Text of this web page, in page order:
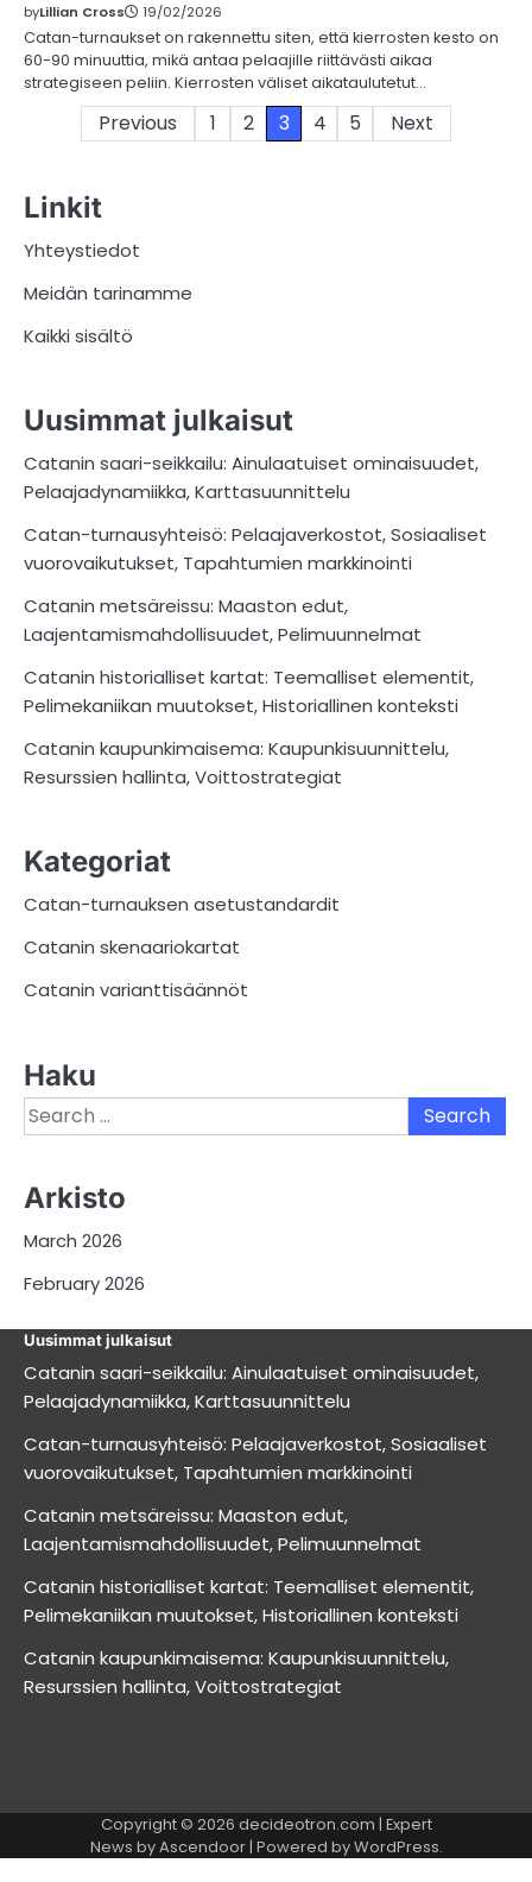
byLillian Cross 19/02/2026
Catan-turnaukset on rakennettu siten, että kierrosten kesto on
60-90 minuuttia, mikä antaa pelaajille riittävästi aikaa
strategiseen peliin. Kierrosten väliset aikataulutetut…
PostsPrevious 1 2 3 4 5 Next
Linkit
Yhteystiedot
Meidän tarinamme
Kaikki sisältö
Uusimmat julkaisut
Catanin saari-seikkailu: Ainulaatuiset ominaisuudet,
Pelaajadynamiikka, Karttasuunnittelu
Catan-turnausyhteisö: Pelaajaverkostot, Sosiaaliset
vuorovaikutukset, Tapahtumien markkinointi
Catanin metsäreissu: Maaston edut,
Laajentamismahdollisuudet, Pelimuunnelmat
Catanin historialliset kartat: Teemalliset elementit,
Pelimekaniikan muutokset, Historiallinen konteksti
Catanin kaupunkimaisema: Kaupunkisuunnittelu,
Resurssien hallinta, Voittostrategiat
Kategoriat
Catan-turnauksen asetustandardit
Catanin skenaariokartat
Catanin varianttisäännöt
Haku
Search
for:
Arkisto
March 2026
February 2026
Uusimmat julkaisut
Catanin saari-seikkailu: Ainulaatuiset ominaisuudet,
Pelaajadynamiikka, Karttasuunnittelu
Catan-turnausyhteisö: Pelaajaverkostot, Sosiaaliset
vuorovaikutukset, Tapahtumien markkinointi
Catanin metsäreissu: Maaston edut,
Laajentamismahdollisuudet, Pelimuunnelmat
Catanin historialliset kartat: Teemalliset elementit,
Pelimekaniikan muutokset, Historiallinen konteksti
Catanin kaupunkimaisema: Kaupunkisuunnittelu,
Resurssien hallinta, Voittostrategiat
Copyright © 2026 decideotron.com | Expert
News byAscendoor| Powered byWordPress.